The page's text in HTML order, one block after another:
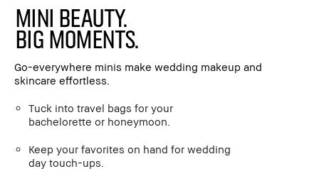
Mini Beauty.
Big Moments.
Go-everywhere minis make wedding makeup and
skincare effortless.
Tuck into travel bags for your
bachelorette or honeymoon.
Keep your favorites on hand for wedding
day touch-ups.